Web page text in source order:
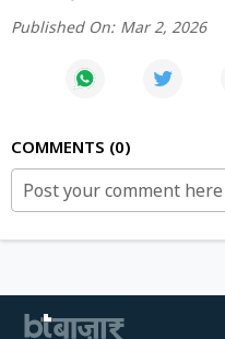
Published On: Mar 2, 2026
COMMENTS 0